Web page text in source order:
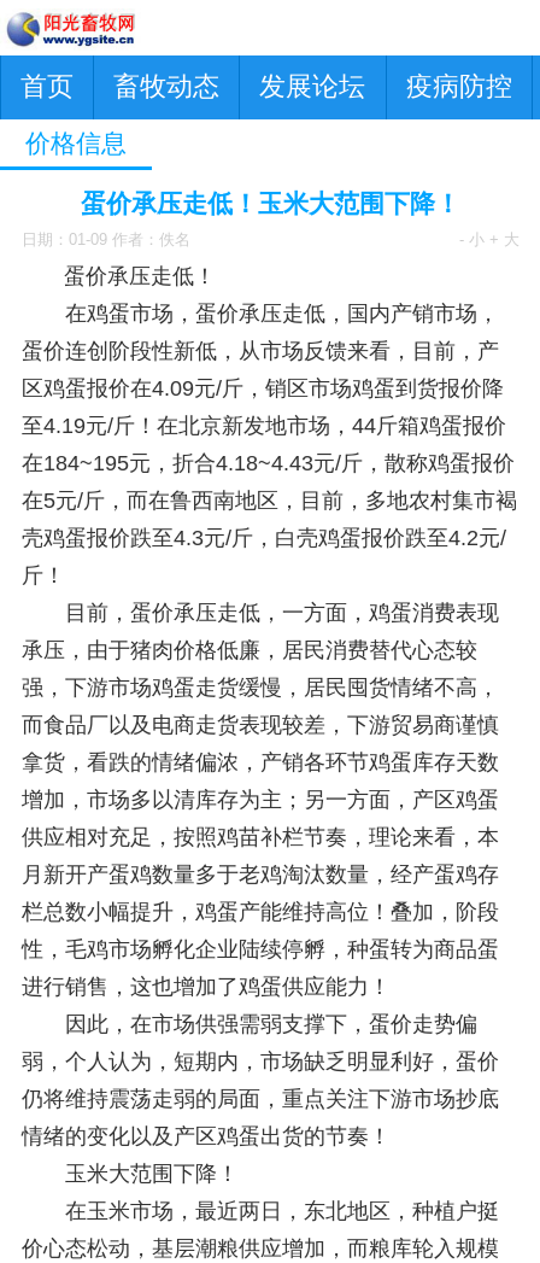
首页 畜牧动态 发展论坛 疫病防控
价格信息
蛋价承压走低！玉米大范围下降！
日期：01-09 作者：佚名 - 小 + 大
蛋价承压走低！
在鸡蛋市场，蛋价承压走低，国内产销市场，
蛋价连创阶段性新低，从市场反馈来看，目前，产
区鸡蛋报价在4.09元/斤，销区市场鸡蛋到货报价降
至4.19元/斤！在北京新发地市场，44斤箱鸡蛋报价
在184~195元，折合4.18~4.43元/斤，散称鸡蛋报价
在5元/斤，而在鲁西南地区，目前，多地农村集市褐
壳鸡蛋报价跌至4.3元/斤，白壳鸡蛋报价跌至4.2元/
斤！
目前，蛋价承压走低，一方面，鸡蛋消费表现
承压，由于猪肉价格低廉，居民消费替代心态较
强，下游市场鸡蛋走货缓慢，居民囤货情绪不高，
而食品厂以及电商走货表现较差，下游贸易商谨慎
拿货，看跌的情绪偏浓，产销各环节鸡蛋库存天数
增加，市场多以清库存为主；另一方面，产区鸡蛋
供应相对充足，按照鸡苗补栏节奏，理论来看，本
月新开产蛋鸡数量多于老鸡淘汰数量，经产蛋鸡存
栏总数小幅提升，鸡蛋产能维持高位！叠加，阶段
性，毛鸡市场孵化企业陆续停孵，种蛋转为商品蛋
进行销售，这也增加了鸡蛋供应能力！
因此，在市场供强需弱支撑下，蛋价走势偏
弱，个人认为，短期内，市场缺乏明显利好，蛋价
仍将维持震荡走弱的局面，重点关注下游市场抄底
情绪的变化以及产区鸡蛋出货的节奏！
玉米大范围下降！
在玉米市场，最近两日，东北地区，种植户挺
价心态松动，基层潮粮供应增加，而粮库轮入规模